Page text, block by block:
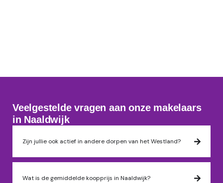
Veelgestelde vragen aan onze makelaars
in Naaldwijk
Zijn jullie ook actief in andere dorpen van het Westland?
Wat is de gemiddelde koopprijs in Naaldwijk?